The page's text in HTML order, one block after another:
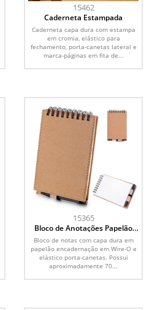
15462
Caderneta Estampada
Caderneta capa dura com estampa
em cromia, elástico para
fechamento, porta-canetas lateral e
marca-páginas em fita de...
15365
Bloco de Anotações Papelão
Bloco de notas com capa dura em
papelão encadernação em Wire-O e
elástico porta-canetas. Possui
aproximadamente 70...